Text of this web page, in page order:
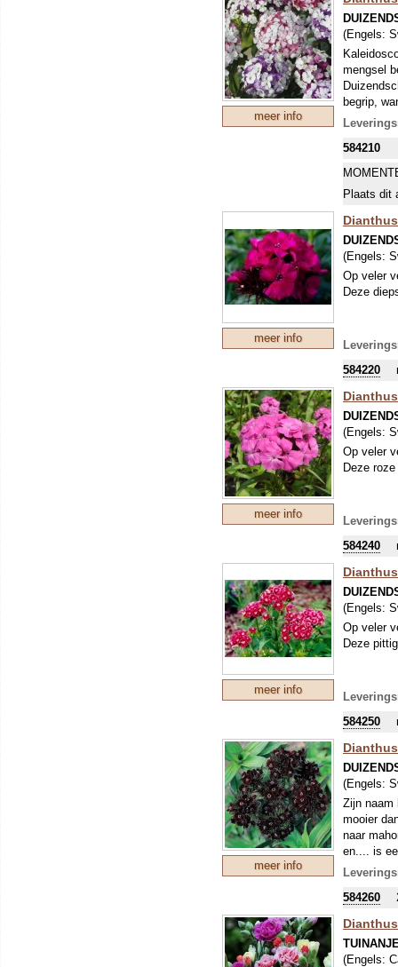
meer info
(Engels:
mengsel
begrip,
omdat de
584210
Plaats dit
meer info
(Engels:
Op veler
Deze
584220
meer info
(Engels:
Op veler
Deze
584240
meer info
(Engels:
Op veler
Deze
584250
meer info
(Engels:
Zijn naam
mooier
naar
en.... is
584260
(Engels: